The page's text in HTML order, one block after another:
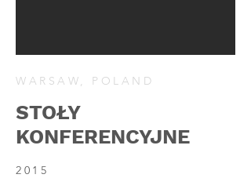
WARSAW, POLAND
STOŁY
KONFERENCYJNE
2015